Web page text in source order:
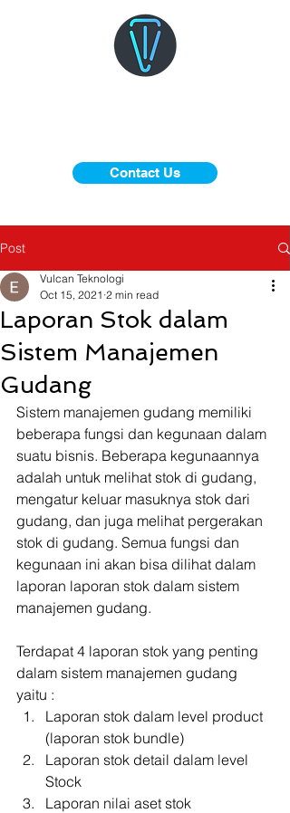
Contact Us
Post
Laporan Stok dalam
Sistem Manajemen
Gudang
Vulcan Teknologi
Oct 15, 2021 2 min read
Sistem manajemen gudang memiliki
beberapa fungsi dan kegunaan dalam
suatu bisnis. Beberapa kegunaannya
adalah untuk melihat stok di gudang,
mengatur keluar masuknya stok dari
gudang, dan juga melihat pergerakan
stok di gudang. Semua fungsi dan
kegunaan ini akan bisa dilihat dalam
laporan laporan stok dalam sistem
manajemen gudang.
Terdapat 4 laporan stok yang penting
dalam sistem manajemen gudang
yaitu :
Laporan stok dalam level product
(laporan stok bundle)
Laporan stok detail dalam level
Stock
Laporan nilai aset stok